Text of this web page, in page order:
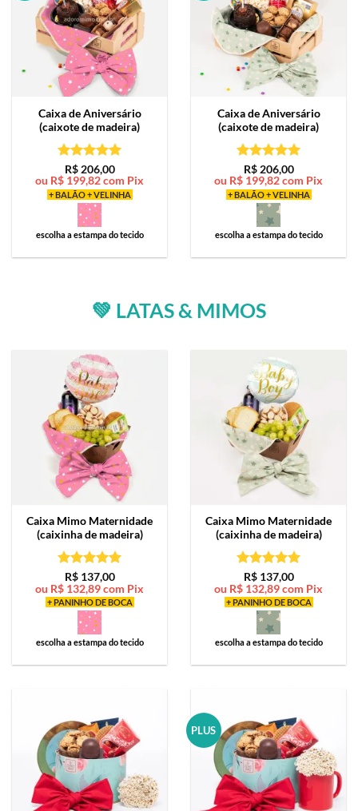
Caixa deAniversário
(caixote de madeira)
Avaliação5
de 5
R$206,00
ou R$ 199,82com Pix
+ BALÃO + VELINHA
escolha a estampa do tecido
Caixa deAniversário
(caixote de madeira)
Avaliação5
de 5
R$206,00
ou R$ 199,82com Pix
+ BALÃO + VELINHA
escolha a estampa do tecido
💚 LATAS & MIMOS
Caixa Mimo Maternidade
(caixinha de madeira)
Avaliação5
de 5
R$137,00
ou R$ 132,89com Pix
+ PANINHO DE BOCA
escolha a estampa do tecido
Caixa Mimo Maternidade
(caixinha de madeira)
Avaliação5
de 5
R$137,00
ou R$ 132,89com Pix
+ PANINHO DE BOCA
escolha a estampa do tecido
PLUS